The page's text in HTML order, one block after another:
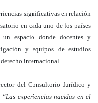
significativas en relación
en cada uno de los países
un espacio donde docentes y
y equipos de estudios
internacional.
del Consultorio Jurídico y
“Las experiencias nacidas en el